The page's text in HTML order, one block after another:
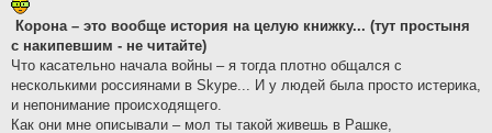
Корона – это вообще история на целую книжку... (тут простыня
с накипевшим - не читайте)
Что касательно начала войны – я тогда плотно общался с
несколькими россиянами в Skype... И у людей была просто истерика,
и непонимание происходящего.
Как они мне описывали – мол ты такой живешь в Рашке,